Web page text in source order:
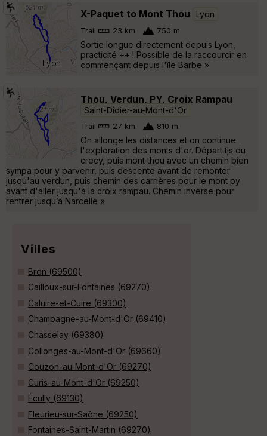
X-Paquet to Mont Thou Lyon
Trail 23 km 750 m
Sortie longue directement depuis Lyon,
practicité ++ ! Possible de la raccourcir en
commençant depuis l'île Barbe »
Thou, Verdun, PY, Croix Rampau
Saint-Didier-au-Mont-d'Or
Trail 27 km 810 m
On allonge les distances et on continue
l'exploration des monts d'or. Départ tjs du
crecy, puis mont thou avec un chemin bien
sympa pour y parvenir, puis descente avant de remonter
jusqu'au verdun, puis chemin des carrières pour le mont py
avant d'aller jusqu'à la croix rampau. Chemin inverse pour
rentrer jusqu’à Narcelle »
Villes
Bron (69500)
Cailloux-sur-Fontaines (69270)
Caluire-et-Cuire (69300)
Champagne-au-Mont-d'Or (69410)
Chasselay (69380)
Collonges-au-Mont-d'Or (69660)
Couzon-au-Mont-d'Or (69270)
Curis-au-Mont-d'Or (69250)
Écully (69130)
Fleurieu-sur-Saône (69250)
Fontaines-Saint-Martin (69270)